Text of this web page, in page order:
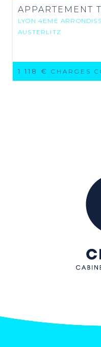
APPARTEMENT
LYON 4EME
AUSTERLITZ
1 118 € CHARGES